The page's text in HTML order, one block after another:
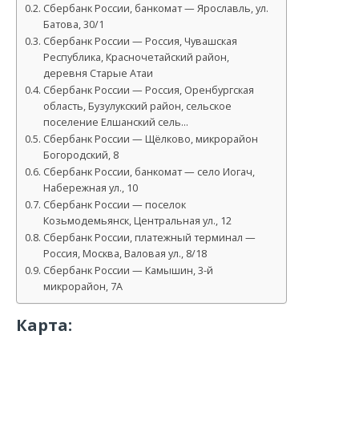
Сбербанк России, банкомат — Ярославль, ул.
Батова, 30/1
Сбербанк России — Россия, Чувашская
Республика, Красночетайский район,
деревня Старые Атаи
Сбербанк России — Россия, Оренбургская
область, Бузулукский район, сельское
поселение Елшанский сель…
Сбербанк России — Щёлково, микрорайон
Богородский, 8
Сбербанк России, банкомат — село Иогач,
Набережная ул., 10
Сбербанк России — поселок
Козьмодемьянск, Центральная ул., 12
Сбербанк России, платежный терминал —
Россия, Москва, Валовая ул., 8/18
Сбербанк России — Камышин, 3-й
микрорайон, 7А
Карта: